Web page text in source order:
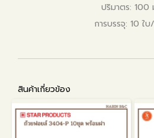
ปริมาตร: 100
การบรรจุ: 10 ใ
สินค้าเกี่ยวข้อง